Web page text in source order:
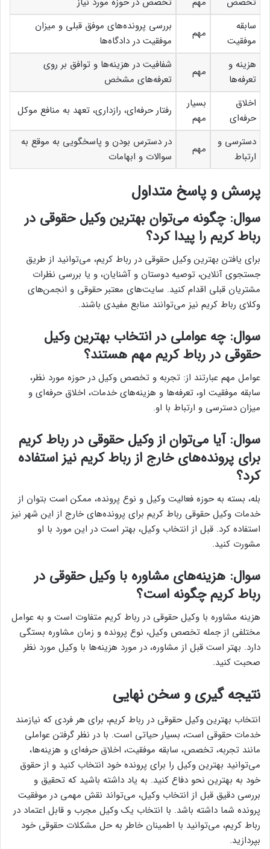
سابقه
موفقیت
مهم
بررسی پرونده‌های موفق قبلی و میزان
موفقیت در دادگاه‌ها
هزینه و
تعرفه‌ها
مهم
شفافیت در هزینه‌ها و توافق بر روی
تعرفه‌های مشخص
اخلاق
حرفه‌ای
بسیار
مهم
رفتار حرفه‌ای، رازداری، تعهد به منافع موکل
دسترسی و
ارتباط
مهم
در دسترس بودن و پاسخگویی به موقع به
سوالات و ابهامات
پرسش و پاسخ متداول
سوال: چگونه می‌توان بهترین وکیل حقوقی در
رباط کریم را پیدا کرد؟
برای یافتن بهترین وکیل حقوقی در رباط کریم، می‌توانید از طریق
جستجوی آنلاین، توصیه دوستان و آشنایان، و یا بررسی نظرات
مشتریان قبلی اقدام کنید. سایت‌های معتبر حقوقی و انجمن‌های
وکلای رباط کریم نیز می‌توانند منابع مفیدی باشند.
سوال: چه عواملی در انتخاب بهترین وکیل
حقوقی در رباط کریم مهم هستند؟
عوامل مهم عبارتند از: تجربه و تخصص وکیل در حوزه مورد نظر،
سابقه موفقیت او، تعرفه‌ها و هزینه‌های خدمات، اخلاق حرفه‌ای و
میزان دسترسی و ارتباط با او.
سوال: آیا می‌توان از وکیل حقوقی در رباط کریم
برای پرونده‌های خارج از رباط کریم نیز استفاده
کرد؟
بله، بسته به حوزه فعالیت وکیل و نوع پرونده، ممکن است بتوان از
خدمات وکیل حقوقی رباط کریم برای پرونده‌های خارج از این شهر نیز
استفاده کرد. قبل از انتخاب وکیل، بهتر است در این مورد با او
مشورت کنید.
سوال: هزینه‌های مشاوره با وکیل حقوقی در
رباط کریم چگونه است؟
هزینه مشاوره با وکیل حقوقی در رباط کریم متفاوت است و به عوامل
مختلفی از جمله تخصص وکیل، نوع پرونده و زمان مشاوره بستگی
دارد. بهتر است قبل از مشاوره، در مورد هزینه‌ها با وکیل مورد نظر
صحبت کنید.
نتیجه گیری و سخن نهایی
انتخاب بهترین وکیل حقوقی در رباط کریم، برای هر فردی که نیازمند
خدمات حقوقی است، بسیار حیاتی است. با در نظر گرفتن عواملی
مانند تجربه، تخصص، سابقه موفقیت، اخلاق حرفه‌ای و هزینه‌ها،
می‌توانید بهترین وکیل را برای پرونده خود انتخاب کنید و از حقوق
خود به بهترین نحو دفاع کنید. به یاد داشته باشید که تحقیق و
بررسی دقیق قبل از انتخاب وکیل، می‌تواند نقش مهمی در موفقیت
پرونده شما داشته باشد. با انتخاب یک وکیل مجرب و قابل اعتماد در
رباط کریم، می‌توانید با اطمینان خاطر به حل مشکلات حقوقی خود
بپردازید.